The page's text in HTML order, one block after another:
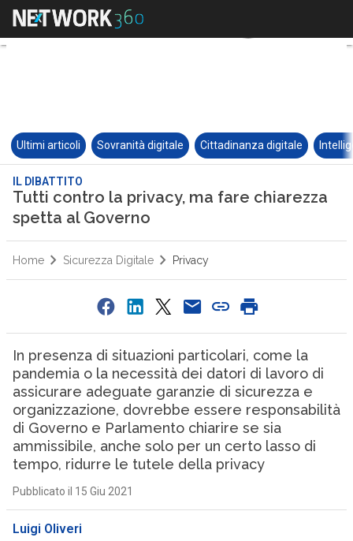
Ultimi articoli Sovranità digitale Cittadinanza digitale
IL DIBATTITO
Tutti contro la privacy, ma fare chiarezza
spetta al Governo
Home Sicurezza Digitale Privacy
In presenza di situazioni particolari, come la
pandemia o la necessità dei datori di lavoro di
assicurare adeguate garanzie di sicurezza e
organizzazione, dovrebbe essere responsabilità
di Governo e Parlamento chiarire se sia
ammissibile, anche solo per un certo lasso di
tempo, ridurre le tutele della privacy
Pubblicato il 15 Giu 2021
Luigi Oliveri